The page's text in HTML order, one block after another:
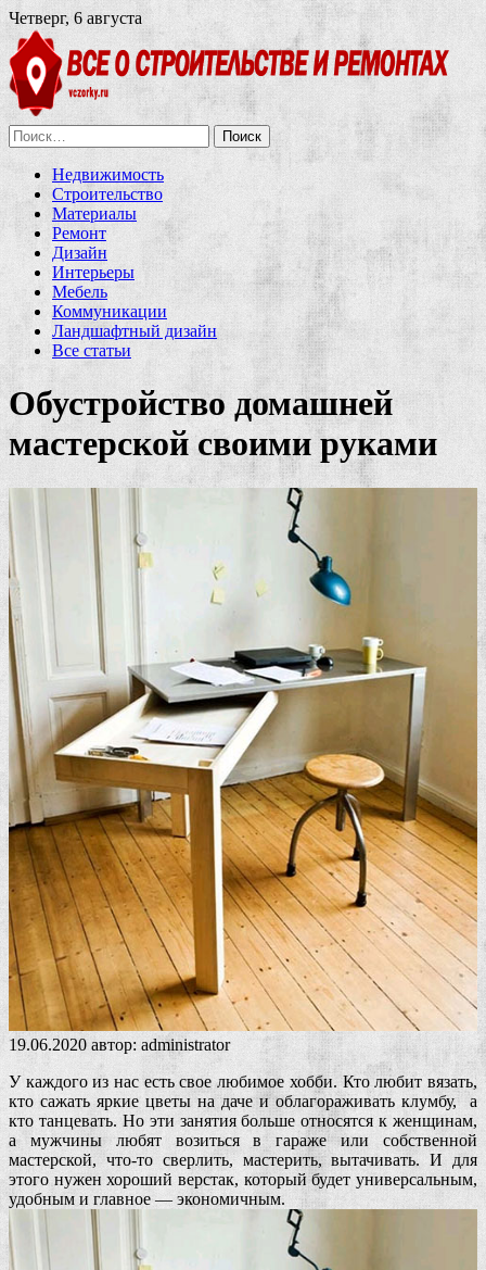
Четверг, 6 августа
Найти:
Недвижимость
Строительство
Материалы
Ремонт
Дизайн
Интерьеры
Мебель
Коммуникации
Ландшафтный дизайн
Все статьи
Обустройство домашней
мастерской своими руками
19.06.2020 автор: administrator
У каждого из нас есть свое любимое хобби. Кто любит вязать,
кто сажать яркие цветы на даче и облагораживать клумбу, а
кто танцевать. Но эти занятия больше относятся к женщинам,
а мужчины любят возиться в гараже или собственной
мастерской, что-то сверлить, мастерить, вытачивать. И для
этого нужен хороший верстак, который будет универсальным,
удобным и главное — экономичным.